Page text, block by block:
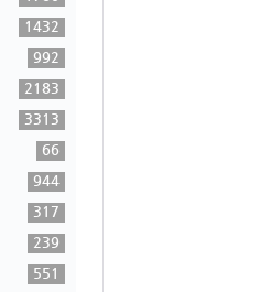
1432
992
2183
3313
66
944
317
239
551